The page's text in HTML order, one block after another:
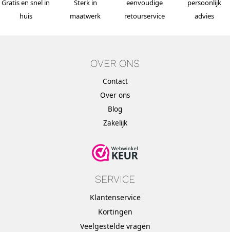
Gratis en snel in
huis
Sterk in
maatwerk
eenvoudige
retourservice
persoonlijk
advies
OVER ONS
Contact
Over ons
Blog
Zakelijk
SERVICE
Klantenservice
Kortingen
Veelgestelde vragen